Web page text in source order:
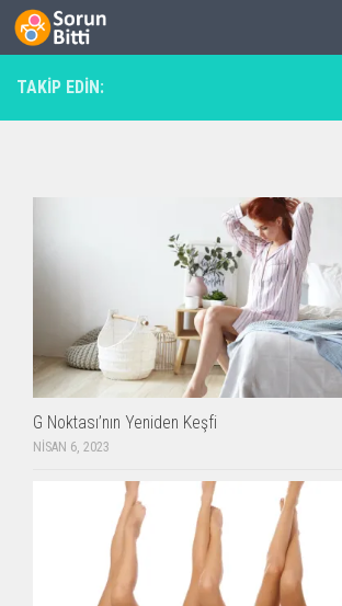
Skip to content
TAKIP EDIN:
G Noktası’nın Yeniden Keşfi
NISAN 6, 2023